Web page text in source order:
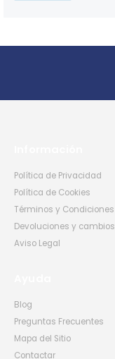
Política de Privacidad
Política de Cookies
Términos y Condiciones
Devoluciones y cambios
Aviso Legal
Blog
Preguntas Frecuentes
Mapa del Sitio
Contactar